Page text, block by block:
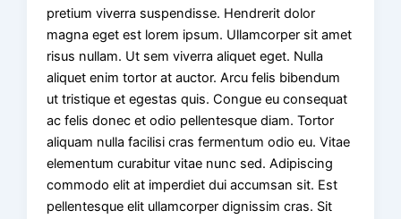
pretium viverra suspendisse. Hendrerit dolor
magna eget est lorem ipsum. Ullamcorper sit amet
risus nullam. Ut sem viverra aliquet eget. Nulla
aliquet enim tortor at auctor. Arcu felis bibendum
ut tristique et egestas quis. Congue eu consequat
ac felis donec et odio pellentesque diam. Tortor
aliquam nulla facilisi cras fermentum odio eu. Vitae
elementum curabitur vitae nunc sed. Adipiscing
commodo elit at imperdiet dui accumsan sit. Est
pellentesque elit ullamcorper dignissim cras. Sit